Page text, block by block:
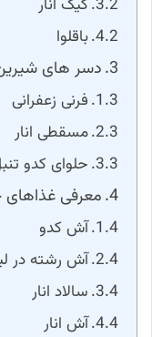
باقلوا
دسر های شیرین
فرنی زعفرانی
مسقطی انار
حلوای کدو
معرفی
آش کدو
آش رشته در
سالاد انار
آش انار